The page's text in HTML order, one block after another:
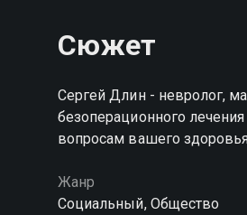
Сюжет
Сергей Длин - невролог,
безоперационного
вопросам вашего
Жанр
Социальный, Общество